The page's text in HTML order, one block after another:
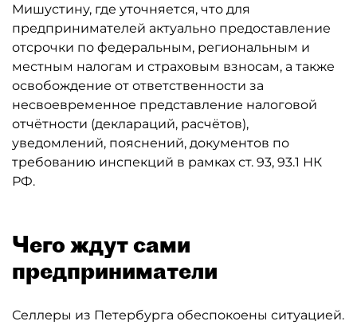
Мишустину, где уточняется, что для
предпринимателей актуально предоставление
отсрочки по федеральным, региональным и
местным налогам и страховым взносам, а также
освобождение от ответственности за
несвоевременное представление налоговой
отчётности (деклараций, расчётов),
уведомлений, пояснений, документов по
требованию инспекций в рамках ст. 93, 93.1 НК
РФ.
Чего ждут сами
предприниматели
Селлеры из Петербурга обеспокоены ситуацией.